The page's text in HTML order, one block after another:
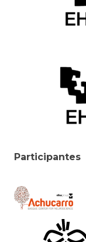
Participantes